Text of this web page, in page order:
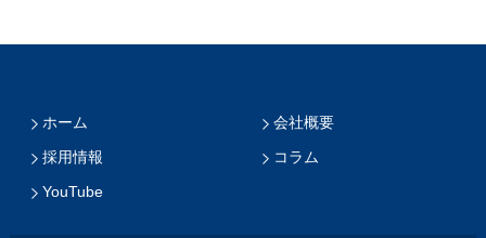
ホーム 会社概要
採用情報 コラム
YouTube